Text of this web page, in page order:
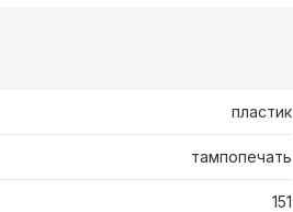
пластик
тампопечать
151